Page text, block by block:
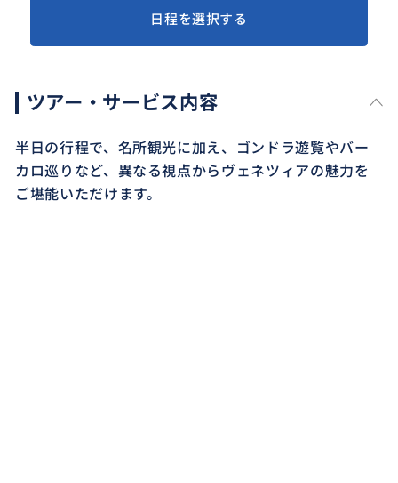
日程を選択する
ツアー・サービス内容
半日の行程で、名所観光に加え、ゴンドラ遊覧やバー
カロ巡りなど、異なる視点からヴェネツィアの魅力を
ご堪能いただけます。